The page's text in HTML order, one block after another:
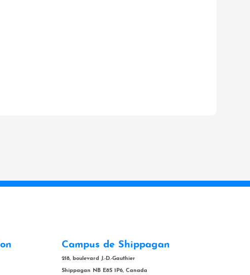
Campus de Shippagan
218, boulevard J.-D.-Gauthier
Shippagan NB E8S 1P6, Canada